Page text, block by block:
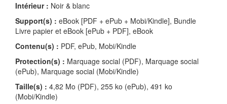
Intérieur : Noir & blanc
Support(s) : eBook [PDF + ePub + Mobi/Kindle], Bundle
Livre papier et eBook [ePub + PDF], eBook
Contenu(s) : PDF, ePub, Mobi/Kindle
Protection(s) : Marquage social (PDF), Marquage social
(ePub), Marquage social (Mobi/Kindle)
Taille(s) : 4,82 Mo (PDF), 255 ko (ePub), 491 ko
(Mobi/Kindle)